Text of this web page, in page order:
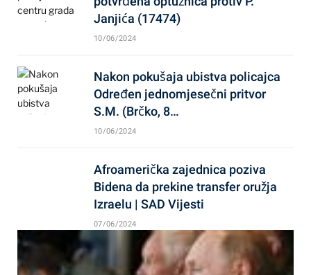
Janjića (17474)
10/06/2024
Nakon pokušaja ubistva policajca
Određen jednomjesečni pritvor
S.M. (Brčko, 8…
10/06/2024
Afroamerička zajednica poziva
Bidena da prekine transfer oružja
Izraelu | SAD Vijesti
07/06/2024